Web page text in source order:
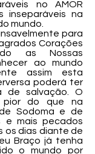
no AMOR
inseparáveis na
mundo.
para
Corações
as Nossas
ao mundo
assim esta
poderá ter
de salvação. O
pior do que na
Sodoma e de
e mais pecados
os dias diante de
Braço já tenha
o mundo por